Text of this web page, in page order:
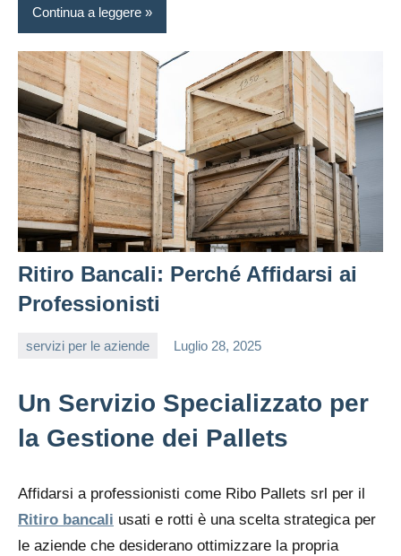
Continua a leggere
Ritiro Bancali: Perché Affidarsi ai
Professionisti
servizi per le aziende Luglio 28, 2025
Un Servizio Specializzato per
la Gestione dei Pallets
Affidarsi a professionisti come Ribo Pallets srl per il
Ritiro bancali usati e rotti è una scelta strategica per
le aziende che desiderano ottimizzare la propria